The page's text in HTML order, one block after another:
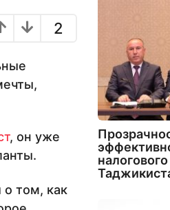
2
, он уже
о том, как